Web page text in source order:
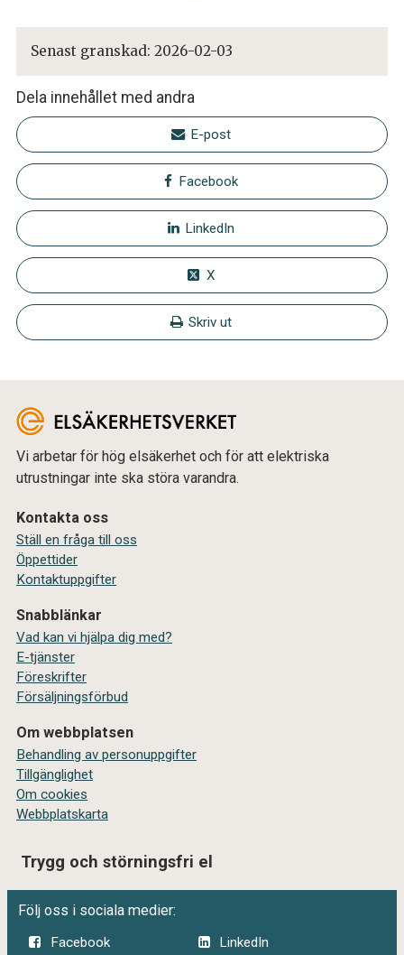
Senast granskad: 2026-02-03
Dela innehållet med andra
E-post
Facebook
LinkedIn
X
Skriv ut
Vi arbetar för hög elsäkerhet och för att elektriska
utrustningar inte ska störa varandra.
Kontakta oss
Ställ en fråga till oss
Öppettider
Kontaktuppgifter
Snabblänkar
Vad kan vi hjälpa dig med?
E-tjänster
Föreskrifter
Försäljningsförbud
Om webbplatsen
Behandling av personuppgifter
Tillgänglighet
Om cookies
Webbplatskarta
Trygg och störningsfri el
Följ oss i sociala medier:
Facebook LinkedIn